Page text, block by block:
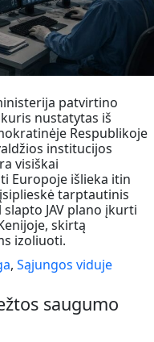
patvirtino
nustatytas iš
Respublikoje
institucijos
visiškai
Europoje išlieka itin
tarptautinis
JAV plano įkurti
skirtą
izoliuoti.
, Sąjungos viduje
saugumo